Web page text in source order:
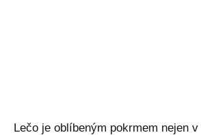
Lečo je oblíbeným pokrmem nejen